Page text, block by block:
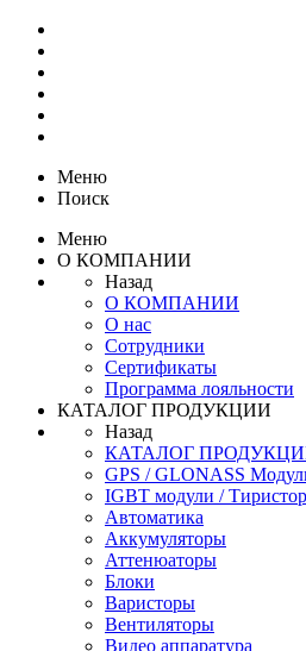
Меню
Поиск
Меню
О КОМПАНИИ
Назад
О КОМПАНИИ
О нас
Сотрудники
Сертификаты
Программа лояльности
КАТАЛОГ ПРОДУКЦИИ
Назад
КАТАЛОГ
GPS / GLONASS
IGBT модули /
Автоматика
Аккумуляторы
Аттенюаторы
Блоки
Варисторы
Вентиляторы
Видео аппаратура